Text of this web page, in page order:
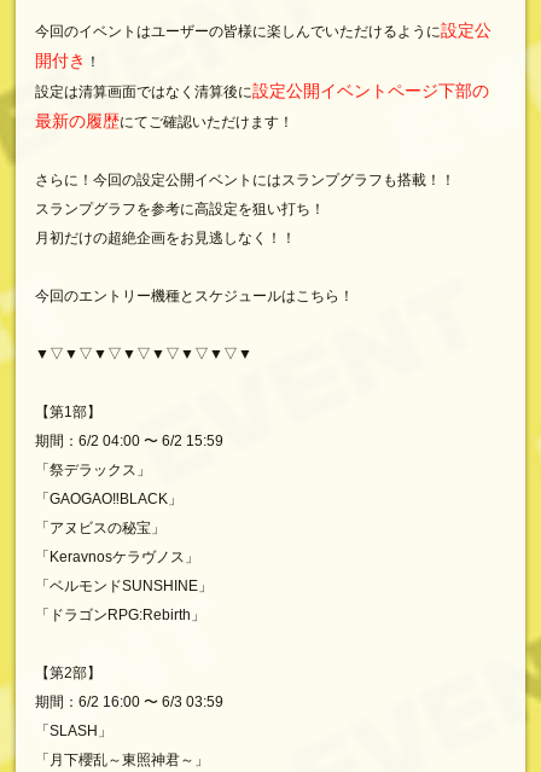
今回のイベントはユーザーの皆様に楽しんでいただけるように設定公
開付き ！
設定は清算画面ではなく清算後に設定公開イベントページ下部の
最新の履歴にてご確認いただけます！
さらに！今回の設定公開イベントにはスランプグラフも搭載！！
スランプグラフを参考に高設定を狙い打ち！
月初だけの超絶企画をお見逃しなく！！
今回のエントリー機種とスケジュールはこちら！
▼▽▼▽▼▽▼▽▼▽▼▽▼▽▼
【第1部】
期間：6/2 04:00 〜 6/2 15:59
「祭デラックス」
「GAOGAO‼BLACK」
「アヌビスの秘宝」
「Keravnosケラヴノス」
「ベルモンドSUNSHINE」
「ドラゴンRPG:Rebirth」
【第2部】
期間：6/2 16:00 〜 6/3 03:59
「SLASH」
「月下櫻乱～東照神君～」